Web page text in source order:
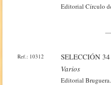
Editorial Círculo
Ref.: 10312
SELECCIÓN 34
Varios
Editorial